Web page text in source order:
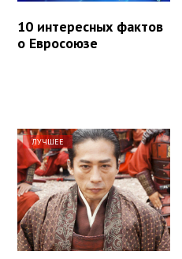
10 интересных фактов
о Евросоюзе
ЛУЧШЕЕ